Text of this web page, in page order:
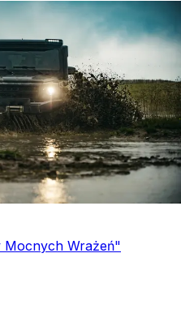
Wrażeń"